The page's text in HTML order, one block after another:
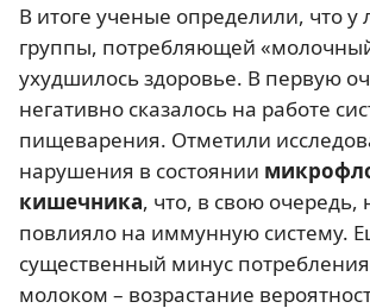
В итоге ученые определили, что у
группы, потребляющей
ухудшилось здоровье. В первую
негативно сказалось на работе
пищеварения. Отметили
нарушения в состоянии
кишечника, что, в свою очередь,
повлияло на иммунную систему.
существенный минус
молоком – возрастание